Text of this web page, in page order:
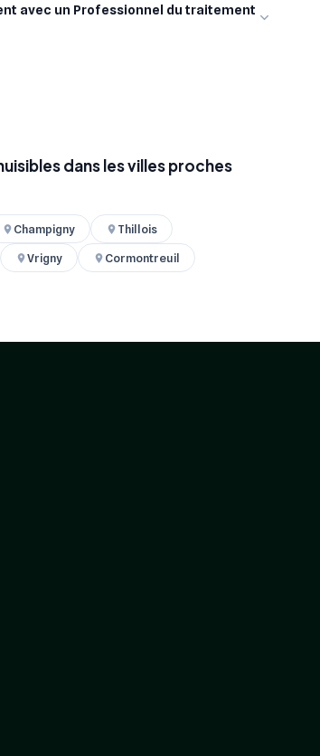
avec un Professionnel du traitement
dans les villes proches
Champigny
Thillois
Vrigny
Cormontreuil